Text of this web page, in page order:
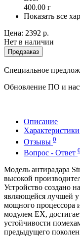
400.00 г
Показать все
Цена: 2392 р.
Нет в наличии
Предзаказ
Специальное
Обновление ПО и
Описание
Характеристики
Отзывы 0
Вопрос - Ответ 0
Модель антирадара
высокой
Устройство создано
являющейся лучшей у
мощного процессора
модулем EX,
устойчивости
предыдущего